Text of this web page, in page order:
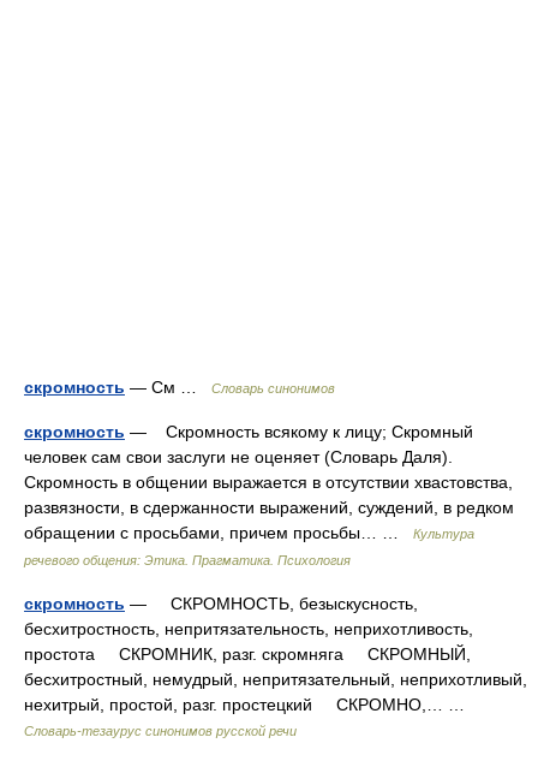
скромность — См … Словарь синонимов
скромность — Скромность всякому к лицу; Скромный
человек сам свои заслуги не оценяет (Словарь Даля).
Скромность в общении выражается в отсутствии хвастовства,
развязности, в сдержанности выражений, суждений, в редком
обращении с просьбами, причем просьбы… …
Культура
речевого общения: Этика. Прагматика. Психология
скромность — СКРОМНОСТЬ, безыскусность,
бесхитростность, непритязательность, неприхотливость,
простота СКРОМНИК, разг. скромняга СКРОМНЫЙ,
бесхитростный, немудрый, непритязательный, неприхотливый,
нехитрый, простой, разг. простецкий СКРОМНО,… …
Словарь-тезаурус синонимов русской речи